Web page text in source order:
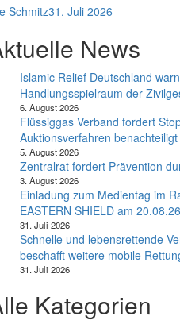
Schmitz31. Juli 2026
News
Islamic Relief Deutschland
Handlungsspielraum der
6. August 2026
Flüssiggas Verband fordert
Auktionsverfahren
5. August 2026
Zentralrat fordert Prävention
3. August 2026
Einladung zum Medientag im
EASTERN SHIELD am
31. Juli 2026
Schnelle und lebensrettende
beschafft weitere mobile
31. Juli 2026
Kategorien